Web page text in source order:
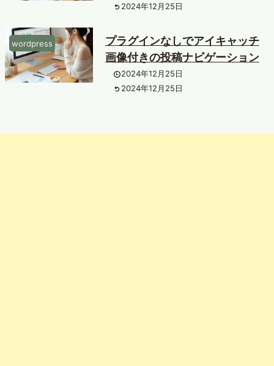
2024年12月25日
wordpress
プラグインなしでアイキャッチ
画像付きの投稿ナビゲーション
2024年12月25日
2024年12月25日